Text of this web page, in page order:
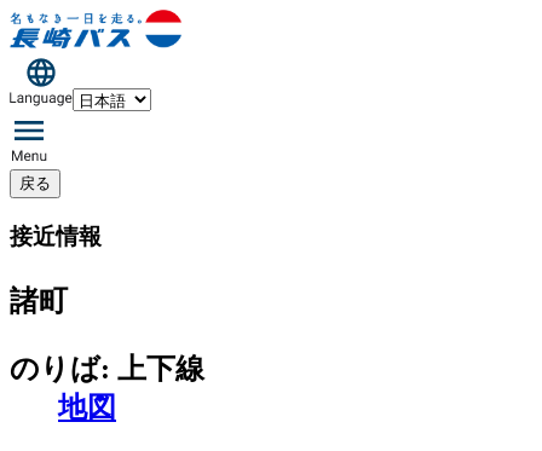
戻る
接近情報
諸町
のりば: 上下線
地図